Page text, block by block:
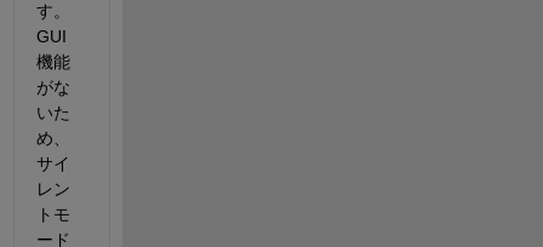
す。
GUI
機能
がな
いた
め、
サイ
レン
トモ
ード